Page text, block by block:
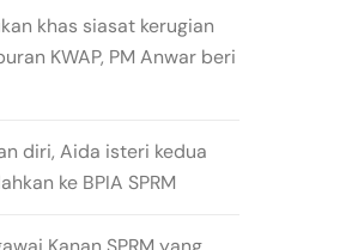
khas siasat kerugian
KWAP, PM Anwar beri
diri, Aida isteri kedua
ke BPIA SPRM